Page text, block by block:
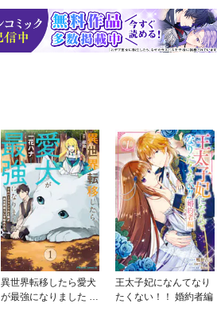
異世界転移したら愛犬
が最強になりました ～
王太子妃になんてなり
たくない！！ 婚約者編